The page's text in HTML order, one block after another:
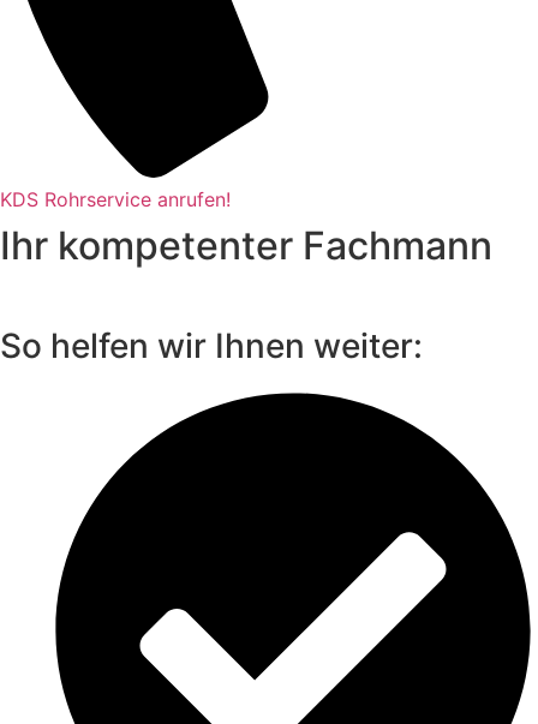
KDS Rohrservice anrufen!
Ihr kompetenter Fachmann
So helfen wir Ihnen weiter: